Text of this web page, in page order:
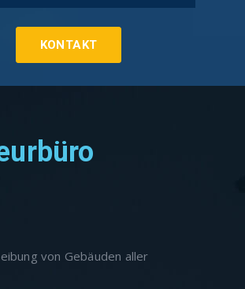
KONTAKT
von Gebäuden aller